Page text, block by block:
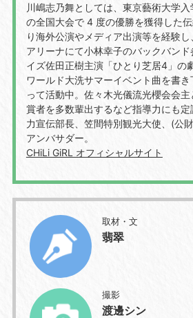
川嶋志乃舞としては、東京藝術大学
の全国大会で 4 度の優勝を獲得した
り海外公演やメディア出演等を経験
アリーナにて小林幸子のバックバン
イズ佐田正樹主演「ひとり芝居4」の
ワールド大洗サマーイベント曲を書
って活動中。佐々木光儀流光櫻会会
賞者を多数輩出するなど指導力にも
力宣伝部長、笠間特別観光大使、(公
アンバサダー。
CHiLi GiRL オフィシャルサイト
取材・文
翡翠
撮影
渡邊シン